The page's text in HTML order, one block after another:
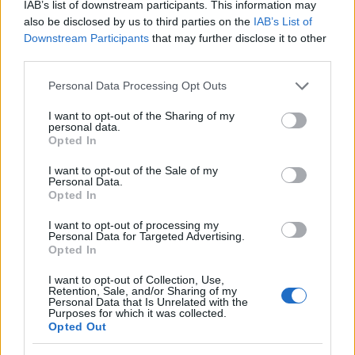
IAB’s list of downstream participants. This information may
also be disclosed by us to third parties on the IAB’s List of
Downstream Participants that may further disclose it to other
Please note that this website/app uses one or more Google
not limited to your visit or usage behaviour. You may click to
grant or deny consent to Google and its third-party tags to
use your data for below specified purposes in below Google
consent section.
Personal Data Processing Opt Outs
I want to opt-out of the Sharing of my
personal data.
Opted In
I want to opt-out of the Sale of my
Personal Data.
Opted In
I want to opt-out of processing my
Personal Data for Targeted Advertising.
Opted In
I want to opt-out of Collection, Use,
Retention, Sale, and/or Sharing of my
Personal Data that Is Unrelated with the
Purposes for which it was collected.
Opted Out
Μάσκα ενυδάτωσης
½ αβοκάντο
1 κουταλιά της σούπας μέλι
Μία χούφτα βρώμη